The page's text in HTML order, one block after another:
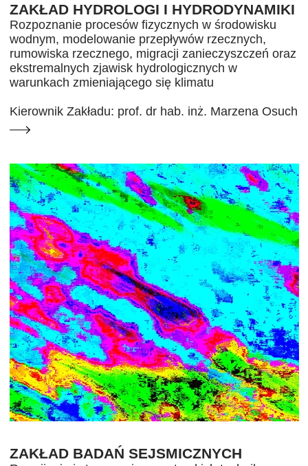
ZAKŁAD HYDROLOGI I HYDRODYNAMIKI
Rozpoznanie procesów fizycznych w środowisku
wodnym, modelowanie przepływów rzecznych,
rumowiska rzecznego, migracji zanieczyszczeń oraz
ekstremalnych zjawisk hydrologicznych w
warunkach zmieniającego się klimatu
Kierownik Zakładu: prof. dr hab. inż. Marzena Osuch
ZAKŁAD BADAŃ SEJSMICZNYCH